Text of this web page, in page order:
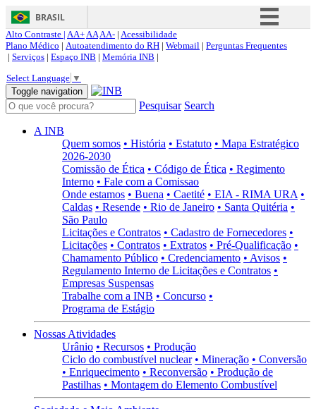
BRASIL
Simplifique!
Acesso à informação
Canais
Alto Contraste | AA+AAAA- | Acessibilidade
Plano Médico | Autoatendimento do RH | Webmail | Perguntas Frequentes
| Serviços | Espaço INB | Memória INB |
Select Language ▼
Toggle navigation
Pesquisar Search
A INB
Quem somos • História • Estatuto • Mapa Estratégico
2026-2030
Comissão de Ética • Código de Ética • Regimento
Interno • Fale com a Comissao
Onde estamos • Buena • Caetité • EIA - RIMA URA •
Caldas • Resende • Rio de Janeiro • Santa Quitéria •
São Paulo
Licitações e Contratos • Cadastro de Fornecedores •
Licitações • Contratos • Extratos • Pré-Qualificação •
Chamamento Público • Credenciamento • Avisos •
Regulamento Interno de Licitações e Contratos •
Empresas Suspensas
Trabalhe com a INB • Concurso •
Programa de Estágio
Nossas Atividades
Urânio • Recursos • Produção
Ciclo do combustível nuclear • Mineração • Conversão
• Enriquecimento • Reconversão • Produção de
Pastilhas • Montagem do Elemento Combustível